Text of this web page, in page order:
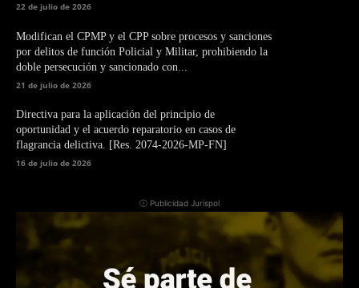
22 de julio de 2026
Modifican el CPMP y el CPP sobre procesos y sanciones
por delitos de función Policial y Militar, prohibiendo la
doble persecución y sancionado con...
21 de julio de 2026
Directiva para la aplicación del principio de
oportunidad y el acuerdo reparatorio en casos de
flagrancia delictiva. [Res. 2074-2026-MP-FN]
16 de julio de 2026
ⓘ Publicidad Jurispol